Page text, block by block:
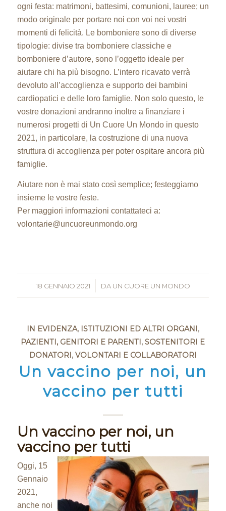
ogni festa: matrimoni, battesimi, comunioni, lauree; un
modo originale per portare noi con voi nei vostri
momenti di felicità. Le bomboniere sono di diverse
tipologie: divise tra bomboniere classiche e
bomboniere d’autore, sono l’oggetto ideale per
aiutare chi ha più bisogno. L’intero ricavato verrà
devoluto all’accoglienza e supporto dei bambini
cardiopatici e delle loro famiglie. Non solo questo, le
vostre donazioni andranno inoltre a finanziare i
numerosi progetti di Un Cuore Un Mondo in questo
2021, in particolare, la costruzione di una nuova
struttura di accoglienza per poter ospitare ancora più
famiglie.
Aiutare non è mai stato così semplice; festeggiamo
insieme le vostre feste.
Per maggiori informazioni contattateci a:
volontarie@uncuoreunmondo.org
18 GENNAIO 2021
/ DA UN CUORE UN MONDO
IN EVIDENZA, ISTITUZIONI ED ALTRI ORGANI,
PAZIENTI, GENITORI E PARENTI,SOSTENITORI E
DONATORI, VOLONTARI E COLLABORATORI
Un vaccino per noi, un
vaccino per tutti
Un vaccino per noi, un
vaccino per tutti
Oggi, 15
Gennaio
2021,
anche noi